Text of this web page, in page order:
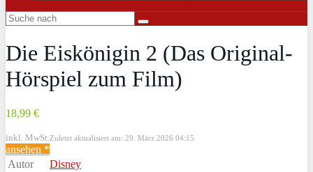
Die Eiskönigin 2 (Das Original-
Hörspiel zum Film)
18,99 €
inkl. MwSt. Zuletzt aktualisiert am: 29. März 2026 04:15
ansehen *
Autor
Disney